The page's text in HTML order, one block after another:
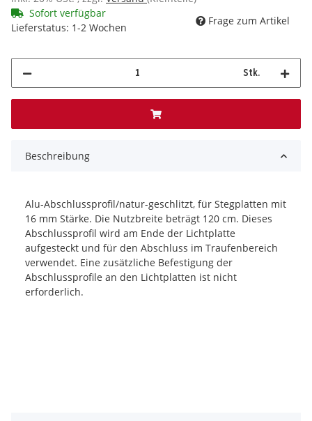
Sofort verfügbar
Lieferstatus: 1-2 Wochen
Frage zum Artikel
Stk.
Beschreibung
Alu-Abschlussprofil/natur-geschlitzt, für Stegplatten mit
16 mm Stärke. Die Nutzbreite beträgt 120 cm. Dieses
Abschlussprofil wird am Ende der Lichtplatte
aufgesteckt und für den Abschluss im Traufenbereich
verwendet. Eine zusätzliche Befestigung der
Abschlussprofile an den Lichtplatten ist nicht
erforderlich.